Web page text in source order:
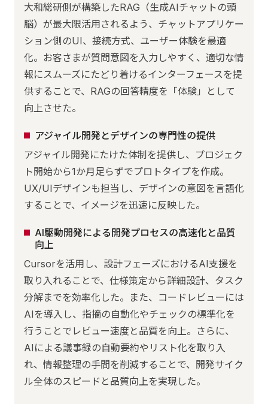
大和総研側が構築したRAG（生成AIチャットの頭
脳）が最大限活用されるよう、チャットアプリケー
ション側のUI、接続方式、ユーザー体験を最適
化。お客さまが質問意図を入力しやすく、適切な情
報にスムーズにたどり着けるインターフェースを提
供することで、RAGの回答精度を「体験」として
向上させた。
アジャイル開発とデザインの専門性の提供
アジャイル開発にたけた体制を提供し、プロジェク
ト開始から1か月足らずでプロトタイプを作成。
UX/UIデザインも担当し、デザインの意図を言語化
することで、イメージを迅速に反映した。
AI駆動開発による開発プロセスの高速化と品質
向上
Cursorを活用し、設計フェーズにおけるAI支援を
取り入れることで、仕様策定から詳細設計、タスク
分解までを効率化した。また、コードレビューには
AIを導入し、指摘の自動化やチェックの標準化を
行うことでレビュー速度と品質を向上。さらに、
AIによる議事録の自動要約やリスト化を取り入
れ、情報整理の手間を削減することで、開発サイク
ル全体のスピードと品質向上を実現した。